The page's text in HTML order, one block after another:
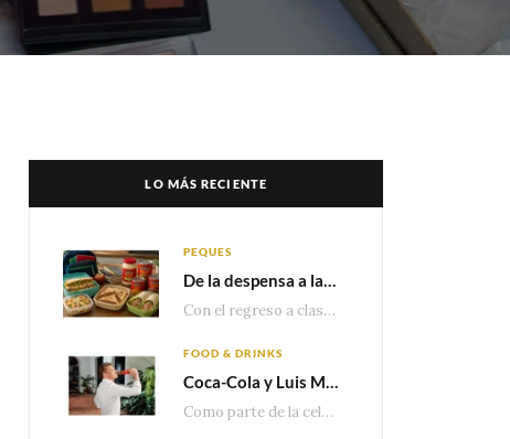
LO MÁS RECIENTE
PEQUES
De la despensa a la lonchera: ideas rápidas para el regreso a clases
Con el regreso a clases cada vez más cerca, las familias comienzan a reorganizar horarios,…
FOOD & DRINKS
Coca-Cola y Luis Miguel estrenan el comercial que celebra 100 años de historia junto a México
Como parte de la celebración por sus primeros 100 años enMéxico, Coca-Cola presenta hoy el…